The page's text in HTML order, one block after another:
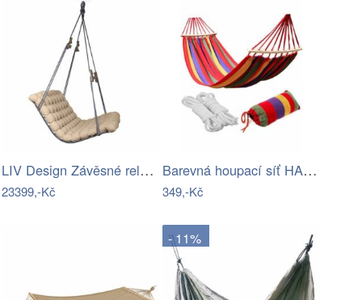
LIV Design Závěsné relaxační lehátko…
23399,-Kč
Barevná houpací síť HAMAK pro 2 osoby…
349,-Kč
- 11%